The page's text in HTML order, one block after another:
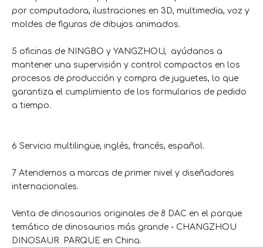
por computadora, ilustraciones en 3D, multimedia, voz y
moldes de figuras de dibujos animados.
5 oficinas de NINGBO y YANGZHOU, ayúdanos a
mantener una supervisión y control compactos en los
procesos de producción y compra de juguetes, lo que
garantiza el cumplimiento de los formularios de pedido
a tiempo.
6 Servicio multilingüe, inglés, francés, español.
7 Atendemos a marcas de primer nivel y diseñadores
internacionales.
Venta de dinosaurios originales de 8 DAC en el parque
temático de dinosaurios más grande - CHANGZHOU
DINOSAUR PARQUE en China.